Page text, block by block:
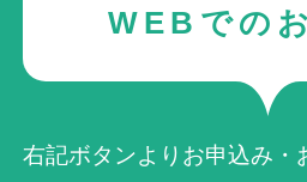
WEBでの
右記ボタンよりお申込み・